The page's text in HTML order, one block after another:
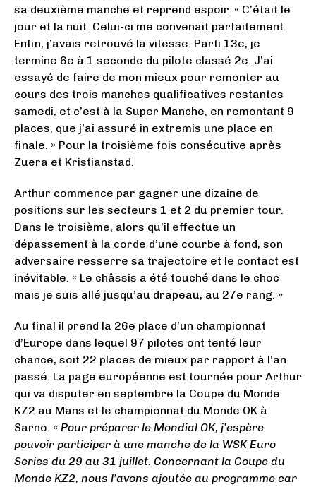
sa deuxième manche et reprend espoir. « C’était le
jour et la nuit. Celui-ci me convenait parfaitement.
Enfin, j’avais retrouvé la vitesse. Parti 13e, je
termine 6e à 1 seconde du pilote classé 2e. J’ai
essayé de faire de mon mieux pour remonter au
cours des trois manches qualificatives restantes
samedi, et c’est à la Super Manche, en remontant 9
places, que j’ai assuré in extremis une place en
finale. » Pour la troisième fois consécutive après
Zuera et Kristianstad.
Arthur commence par gagner une dizaine de
positions sur les secteurs 1 et 2 du premier tour.
Dans le troisième, alors qu’il effectue un
dépassement à la corde d’une courbe à fond, son
adversaire resserre sa trajectoire et le contact est
inévitable. « Le châssis a été touché dans le choc
mais je suis allé jusqu’au drapeau, au 27e rang. »
Au final il prend la 26e place d’un championnat
d’Europe dans lequel 97 pilotes ont tenté leur
chance, soit 22 places de mieux par rapport à l’an
passé. La page européenne est tournée pour Arthur
qui va disputer en septembre la Coupe du Monde
KZ2 au Mans et le championnat du Monde OK à
Sarno. « Pour préparer le Mondial OK, j’espère
pouvoir participer à une manche de la WSK Euro
Series du 29 au 31 juillet. Concernant la Coupe du
Monde KZ2, nous l’avons ajoutée au programme car